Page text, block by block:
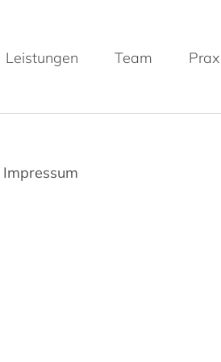
Leistungen Team
Impressum